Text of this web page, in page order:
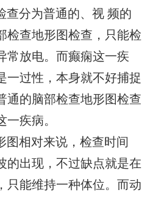
查分为普通的、视 频的
检查地形图检查，只能检
常放电。而癫痫这一疾
一过性，本身就不好捕捉
通的脑部检查地形图检查
疾病。
图相对来说，检查时间
的出现，不过缺点就是在
只能维持一种体位。而动